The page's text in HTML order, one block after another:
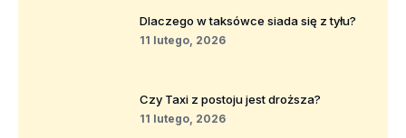
Dlaczego w taksówce siada się z tyłu?
11 lutego, 2026
Czy Taxi z postoju jest droższa?
11 lutego, 2026